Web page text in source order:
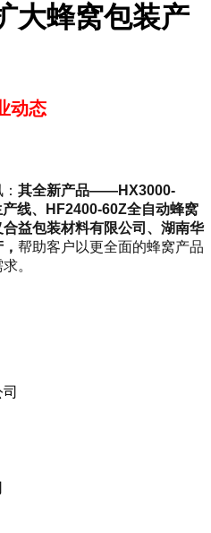
大蜂窝包装产
动态
其全新产品——HX3000-
线、HF2400-60Z全自动蜂窝
益包装材料有限公司、湖南华
帮助客户以更全面的蜂窝产品
。